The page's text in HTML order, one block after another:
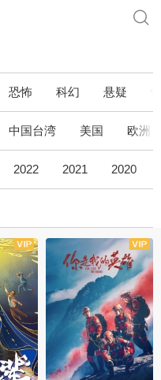
恐怖 科幻 悬疑
中国台湾 美国 欧洲
2022 2021 2020